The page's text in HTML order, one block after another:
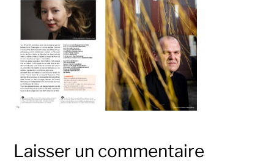
Laisser un commentaire